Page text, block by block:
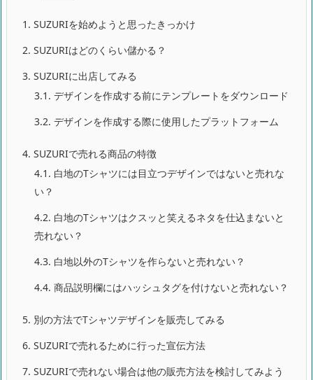
1. SUZURIを始めようと思ったきっかけ
2. SUZURIはどのくらい儲かる？
3. SUZURIに出店してみる
3.1. デザインを作成する前にテンプレートをダウンロード
3.2. デザインを作成する際に使用したプラットフォーム
4. SUZURIで売れる商品の特徴
4.1. 白地のTシャツには目立つデザインではないと売れな
い？
4.2. 白地のTシャツはクスッと笑えるネタを仕込まないと
売れない？
4.3. 白地以外のTシャツを作らないと売れない？
4.4. 商品説明欄にはハッシュタグを付けないと売れない？
5. 別の方法でTシャツデザインを販売してみる
6. SUZURIで売れるために行った宣伝方法
7. SUZURIで売れない場合は他の販売方法を検討してみよう